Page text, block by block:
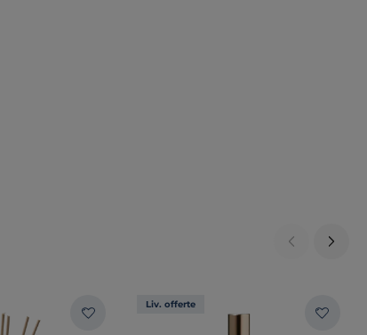
Liv. offerte